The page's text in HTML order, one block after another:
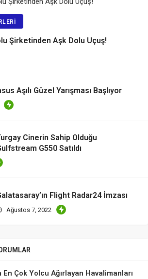
Şirketinden Aşk Dolu Uçuş!
Aşılı Güzel Yarışması Başlıyor
Cinerin Sahip Olduğu
G550 Satıldı
Flight Radar24 İmzası
Ağustos 7, 2022
En Çok Yolcu Ağırlayan Havalimanları